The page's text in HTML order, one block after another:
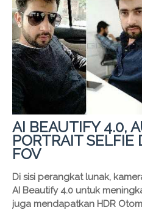
AI BEAUTIFY 4.0,
PORTRAIT SELFIE
FOV
Di sisi perangkat lunak,
AI Beautify 4.0 untuk
juga mendapatkan HDR